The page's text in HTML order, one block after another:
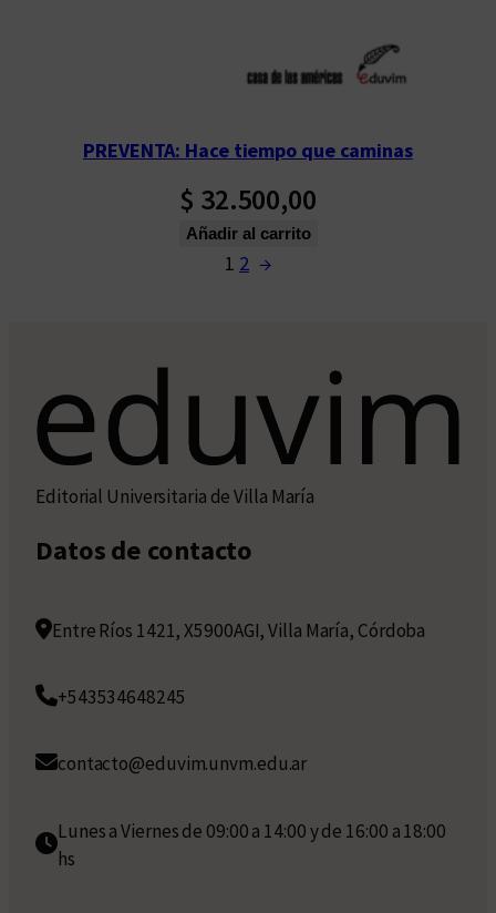
PREVENTA: Hace tiempo que caminas
$ 32.500,00
Añadir al carrito
1 2 →
Editorial Universitaria de Villa María
Datos de contacto
Entre Ríos 1421, X5900AGI, Villa María, Córdoba
+543534648245
contacto@eduvim.unvm.edu.ar
Lunes a Viernes de 09:00 a 14:00 y de 16:00 a 18:00
hs